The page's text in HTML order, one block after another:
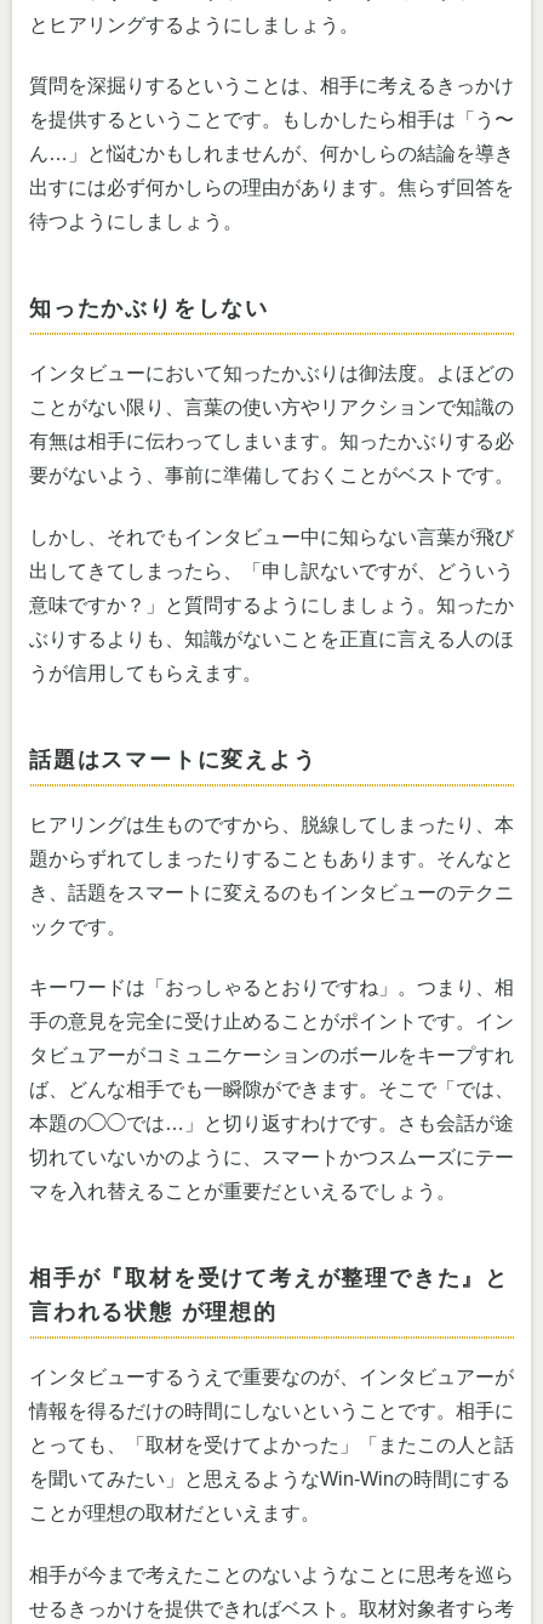
とヒアリングするようにしましょう。
質問を深掘りするということは、相手に考えるきっかけ
を提供するということです。もしかしたら相手は「う〜
ん…」と悩むかもしれませんが、何かしらの結論を導き
出すには必ず何かしらの理由があります。焦らず回答を
待つようにしましょう。
知ったかぶりをしない
インタビューにおいて知ったかぶりは御法度。よほどの
ことがない限り、言葉の使い方やリアクションで知識の
有無は相手に伝わってしまいます。知ったかぶりする必
要がないよう、事前に準備しておくことがベストです。
しかし、それでもインタビュー中に知らない言葉が飛び
出してきてしまったら、「申し訳ないですが、どういう
意味ですか？」と質問するようにしましょう。知ったか
ぶりするよりも、知識がないことを正直に言える人のほ
うが信用してもらえます。
話題はスマートに変えよう
ヒアリングは生ものですから、脱線してしまったり、本
題からずれてしまったりすることもあります。そんなと
き、話題をスマートに変えるのもインタビューのテクニ
ックです。
キーワードは「おっしゃるとおりですね」。つまり、相
手の意見を完全に受け止めることがポイントです。イン
タビュアーがコミュニケーションのボールをキープすれ
ば、どんな相手でも一瞬隙ができます。そこで「では、
本題の◯◯では…」と切り返すわけです。さも会話が途
切れていないかのように、スマートかつスムーズにテー
マを入れ替えることが重要だといえるでしょう。
相手が『取材を受けて考えが整理できた』と
言われる状態 が理想的
インタビューするうえで重要なのが、インタビュアーが
情報を得るだけの時間にしないということです。相手に
とっても、「取材を受けてよかった」「またこの人と話
を聞いてみたい」と思えるようなWin-Winの時間にする
ことが理想の取材だといえます。
相手が今まで考えたことのないようなことに思考を巡ら
せるきっかけを提供できればベスト。取材対象者すら考